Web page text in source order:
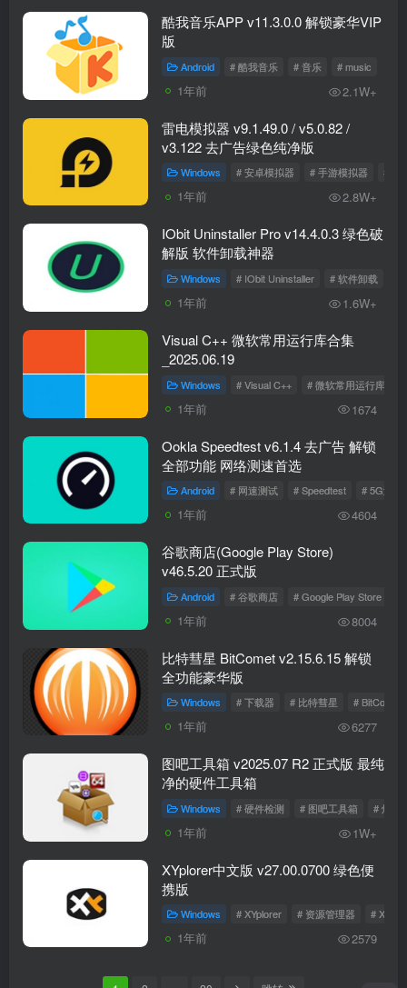
酷我音乐APP v11.3.0.0 解锁豪华VIP
版
Android # 酷我音乐 # 音乐 # music
1年前 2.1W+
雷电模拟器 v9.1.49.0 / v5.0.82 /
v3.122 去广告绿色纯净版
Windows # 安卓模拟器 # 手游模拟器 # 雷
1年前 2.8W+
IObit Uninstaller Pro v14.4.0.3 绿色破
解版 软件卸载神器
Windows # IObit Uninstaller # 软件卸载
1年前 1.6W+
Visual C++ 微软常用运行库合集
_2025.06.19
Windows # Visual C++ # 微软常用运行库
1年前 1674
Ookla Speedtest v6.1.4 去广告 解锁
全部功能 网络测速首选
Android # 网速测试 # Speedtest # 5G测速
1年前 4604
谷歌商店(Google Play Store)
v46.5.20 正式版
Android # 谷歌商店 # Google Play Store
1年前 8004
比特彗星 BitComet v2.15.6.15 解锁
全功能豪华版
Windows # 下载器 # 比特彗星 # BitComet
1年前 6277
图吧工具箱 v2025.07 R2 正式版 最纯
净的硬件工具箱
Windows # 硬件检测 # 图吧工具箱 # 烤机
1年前 1W+
XYplorer中文版 v27.00.0700 绿色便
携版
Windows # XYplorer # 资源管理器 #
1年前 2579